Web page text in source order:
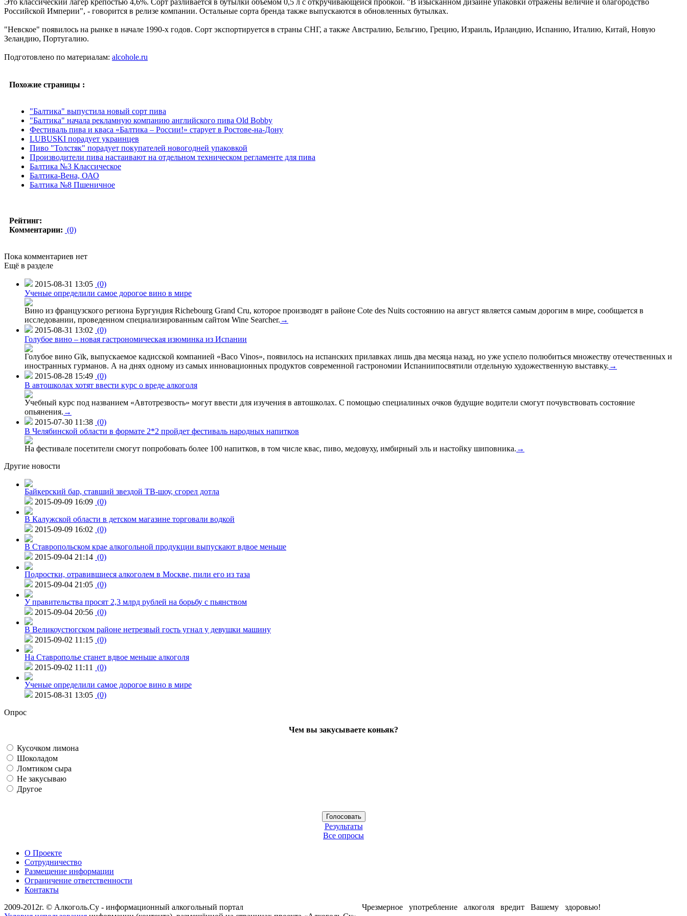
Российской Империи", - говорится в релизе компании. Остальные сорта бренда также выпускаются в обновленных бутылках.
"Невское" появилось на рынке в начале 1990-х годов. Сорт экспортируется в страны СНГ, а также Австралию, Бельгию, Грецию, Израиль, Ирландию, Испанию, Италию, Китай, Новую
Зеландию, Португалию.
Подготовлено по материалам: alcohole.ru
Похожие страницы :
"Балтика" выпустила новый сорт пива
"Балтика" начала рекламную компанию английского пива Old Bobby
Фестиваль пива и кваса «Балтика – России!» старует в Ростове-на-Дону
LUBUSKI порадует украинцев
Пиво "Толстяк" порадует покупателей новогодней упаковкой
Производители пива настаивают на отдельном техническом регламенте для пива
Балтика №3 Классическое
Балтика-Вена, ОАО
Балтика №8 Пшеничное
Рейтинг:
Комментарии: (0)
Пока комментариев нет
Ещё в разделе
2015-08-31 13:05 (0)
Ученые определили самое дорогое вино в мире
Вино из французского региона Бургундия Richebourg Grand Cru, которое производят в районе Cote des Nuits состоянию на август является самым дорогим в мире, сообщается в
исследовании, проведенном специализированным сайтом Wine Searcher. →
2015-08-31 13:02 (0)
Голубое вино – новая гастрономическая изюминка из Испании
Голубое вино Gïk, выпускаемое кадисской компанией «Baco Vinos», появилось на испанских прилавках лишь два месяца назад, но уже успело полюбиться множеству отечественных и
иностранных гурманов. А на днях одному из самых инновационных продуктов современной гастрономии Испаниипосвятили отдельную художественную выставку. →
2015-08-28 15:49 (0)
В автошколах хотят ввести курс о вреде алкоголя
Учебный курс под названием «Автотрезвость» могут ввести для изучения в автошколах. С помощью специалиных очков будущие водители смогут почувствовать состояние
опьянения. →
2015-07-30 11:38 (0)
В Челябинской области в формате 2*2 пройдет фестиваль народных напитков
На фестивале посетители смогут попробовать более 100 напитков, в том числе квас, пиво, медовуху, имбирный эль и настойку шиповника. →
Другие новости
Байкерский бар, ставший звездой ТВ-шоу, сгорел дотла
2015-09-09 16:09 (0)
В Калужской области в детском магазине торговали водкой
2015-09-09 16:02 (0)
В Ставропольском крае алкогольной продукции выпускают вдвое меньше
2015-09-04 21:14 (0)
Подростки, отравившиеся алкоголем в Москве, пили его из таза
2015-09-04 21:05 (0)
У правительства просят 2,3 млрд рублей на борьбу с пьянством
2015-09-04 20:56 (0)
В Великоустюгском районе нетрезвый гость угнал у девушки машину
2015-09-02 11:15 (0)
На Ставрополье станет вдвое меньше алкоголя
2015-09-02 11:11
(0)
Ученые определили самое дорогое вино в мире
2015-08-31 13:05 (0)
Опрос
Чем вы закусываете коньяк?
Кусочком лимона
Шоколадом
Ломтиком сыра
Не закусываю
Другое
Результаты
Все опросы
О Проекте
Сотрудничество
Размещение информации
Ограничение ответственности
Контакты
2009-2012г. © Алкоголь.Су - информационный алкогольный портал
Чрезмерное употребление алкоголя вредит Вашему здоровью!